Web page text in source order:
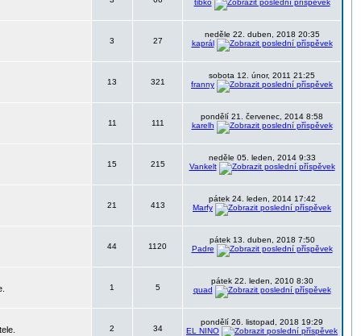
tibko
3 27
neděle 22. duben, 2018 20:35
kaprál
13 321
sobota 12. únor, 2011 21:25
franny
11 111
pondělí 21. červenec, 2014 8:58
karelh
15 215
neděle 05. leden, 2014 9:33
Vankelt
21 413
pátek 24. leden, 2014 17:42
Marfy
44 1120
pátek 13. duben, 2018 7:50
Padre
1 5
pátek 22. leden, 2010 8:30
quad
2 34
pondělí 26. listopad, 2018 19:29
EL NINO